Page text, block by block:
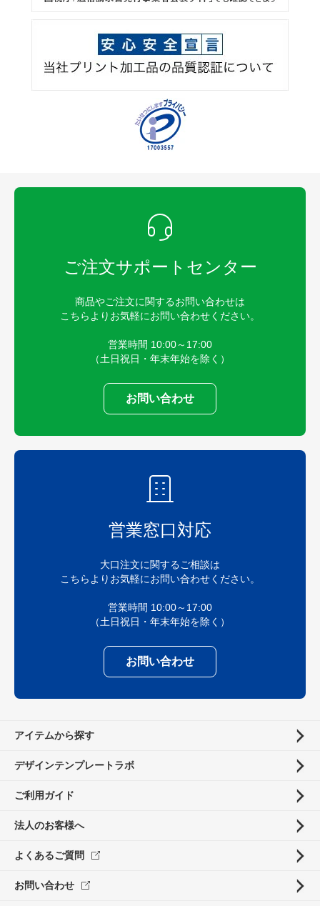
ご注文サポートセンター
商品やご注文に関するお問い合わせは
こちらよりお気軽にお問い合わせください。
営業時間 10:00～17:00
（土日祝日・年末年始を除く）
お問い合わせ
営業窓口対応
大口注文に関するご相談は
こちらよりお気軽にお問い合わせください。
営業時間 10:00～17:00
（土日祝日・年末年始を除く）
お問い合わせ
アイテムから探す
デザインテンプレートラボ
ご利用ガイド
法人のお客様へ
よくあるご質問
お問い合わせ